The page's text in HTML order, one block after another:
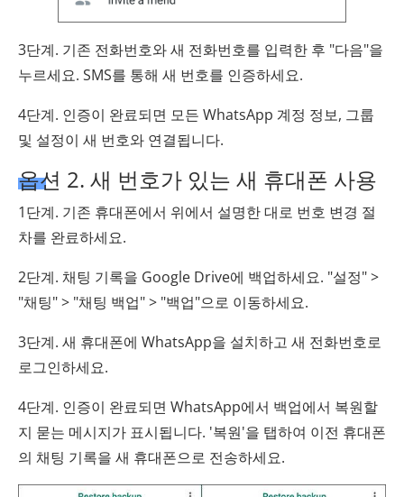
3단계. 기존 전화번호와 새 전화번호를 입력한 후 "다음"을
누르세요. SMS를 통해 새 번호를 인증하세요.
4단계. 인증이 완료되면 모든 WhatsApp 계정 정보, 그룹
및 설정이 새 번호와 연결됩니다.
옵션 2. 새 번호가 있는 새 휴대폰 사용
1단계. 기존 휴대폰에서 위에서 설명한 대로 번호 변경 절
차를 완료하세요.
2단계. 채팅 기록을 Google Drive에 백업하세요. "설정" >
"채팅" > "채팅 백업" > "백업"으로 이동하세요.
3단계. 새 휴대폰에 WhatsApp을 설치하고 새 전화번호로
로그인하세요.
4단계. 인증이 완료되면 WhatsApp에서 백업에서 복원할
지 묻는 메시지가 표시됩니다. '복원'을 탭하여 이전 휴대폰
의 채팅 기록을 새 휴대폰으로 전송하세요.